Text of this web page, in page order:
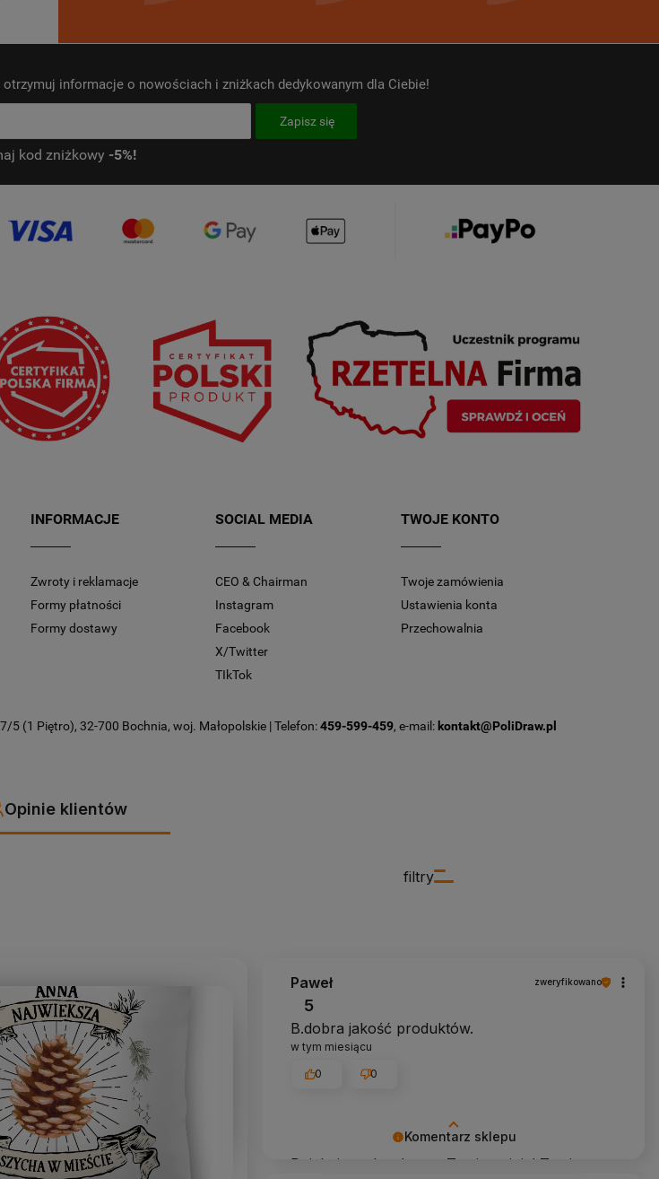
informacje o nowościach i zniżkach dedykowanym dla Ciebie!
kod zniżkowy -5%!
INFORMACJE
Zwroty i reklamacje
Formy płatności
Formy dostawy
SOCIAL MEDIA
CEO & Chairman
Instagram
Facebook
X/Twitter
TIkTok
TWOJE KONTO
Twoje zamówienia
Ustawienia konta
Przechowalnia
5 (1 Piętro), 32-700 Bochnia, woj. Małopolskie | Telefon:459-599-459, e-mail: kontakt@PoliDraw.pl
Opinie klientów
filtry
Komentarz sklepu
Dziękujemy bardzo za Twoją opinię! Twoja
Paweł zweryfikowano
5
B.dobra jakość produktów.
w tym miesiącu
0 0